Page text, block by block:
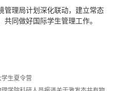
管理局计划深化联动，建立常态
同做好国际学生管理工作。
生夏令营